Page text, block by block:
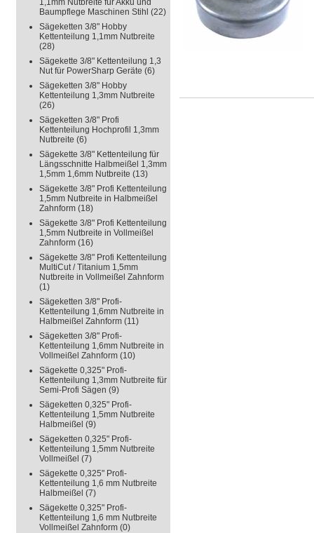
1,1mm Nutbreite für Akku und
Baumpflege Maschinen Stihl (22)
Sägeketten 3/8" Hobby
Kettenteilung 1,1mm Nutbreite
(28)
Sägekette 3/8" Kettenteilung 1,3
Nut für PowerSharp Geräte (6)
Sägeketten 3/8" Hobby
Kettenteilung 1,3mm Nutbreite
(26)
Sägeketten 3/8" Profi
Kettenteilung Hochprofil 1,3mm
Nutbreite (6)
Sägekette 3/8" Kettenteilung für
Längsschnitte Halbmeißel 1,3mm
1,5mm 1,6mm Nutbreite (13)
Sägekette 3/8" Profi Kettenteilung
1,5mm Nutbreite in Halbmeißel
Zahnform (18)
Sägekette 3/8" Profi Kettenteilung
1,5mm Nutbreite in Vollmeißel
Zahnform (16)
Sägekette 3/8" Profi Kettenteilung
MultiCut / Titanium 1,5mm
Nutbreite in Vollmeißel Zahnform
(1)
Sägeketten 3/8" Profi-
Kettenteilung 1,6mm Nutbreite in
Halbmeißel Zahnform (11)
Sägeketten 3/8" Profi-
Kettenteilung 1,6mm Nutbreite in
Vollmeißel Zahnform (10)
Sägekette 0,325" Profi-
Kettenteilung 1,3mm Nutbreite für
Semi-Profi Sägen (9)
Sägeketten 0,325" Profi-
Kettenteilung 1,5mm Nutbreite
Halbmeißel (9)
Sägeketten 0,325" Profi-
Kettenteilung 1,5mm Nutbreite
Vollmeißel (7)
Sägekette 0,325" Profi-
Kettenteilung 1,6 mm Nutbreite
Halbmeißel (7)
Sägekette 0,325" Profi-
Kettenteilung 1,6 mm Nutbreite
Vollmeißel Zahnform (0)